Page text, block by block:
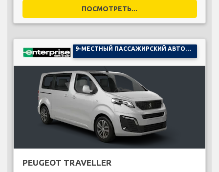
ПОСМОТРЕТЬ...
PEUGEOT TRAVELLER